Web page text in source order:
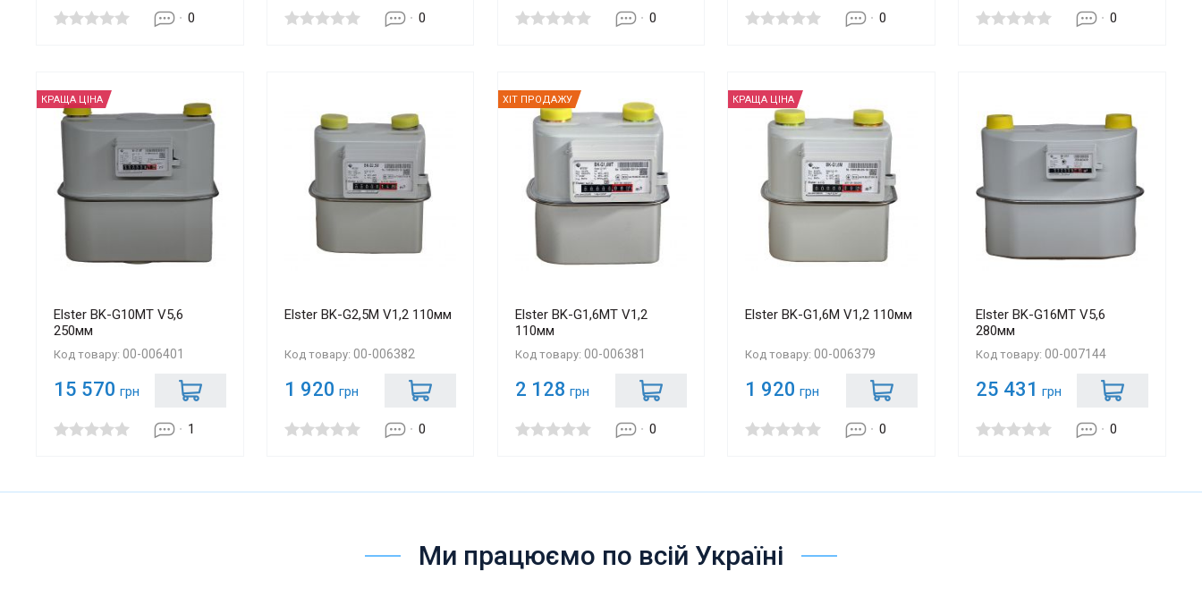
0 0 0 0 0
КРАЩА ЦІНА
Elster BK-G10МT V5,6
250мм
Код товару:00-006401
15 570 грн
1
Elster BK-G2,5М V1,2 110мм
Код товару:00-006382
1 920 грн
0
ХІТ ПРОДАЖУ
Elster BK-G1,6МТ V1,2
110мм
Код товару: 00-006381
2 128 грн
0
КРАЩА ЦІНА
Elster BK-G1,6М V1,2 110мм
Код товару:00-006379
1 920 грн
0
Elster BK-G16MТ V5,6
280мм
Код товару:00-007144
25 431 грн
0
Ми працюємо по всій Україні